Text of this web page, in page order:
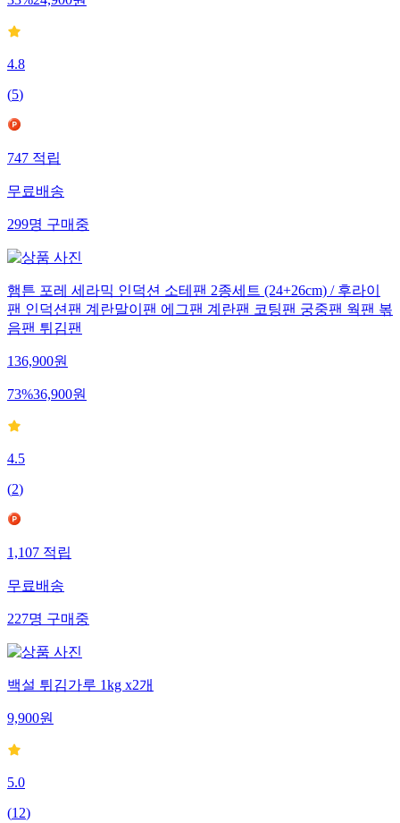
33%24,900원
4.8
(5)
747적립
무료배송
299명구매중
햄튼 포레 세라믹 인덕션 소테팬 2종세트 (24+26cm) / 후라이
팬 인덕션팬 계란말이팬 에그팬 계란팬 코팅팬 궁중팬 웍팬 볶
음팬 튀김팬
136,900원
73%36,900원
4.5
(2)
1,107적립
무료배송
227명구매중
백설 튀김가루 1kg x2개
9,900원
5.0
(12)